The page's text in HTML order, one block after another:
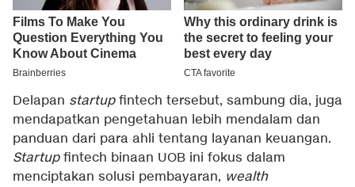
Delapan startupfintech tersebut, sambung dia, juga
mendapatkan pengetahuan lebih mendalam dan
panduan dari para ahli tentang layanan keuangan.
Startupfintech binaan UOB ini fokus dalam
menciptakan solusi pembayaran, wealth